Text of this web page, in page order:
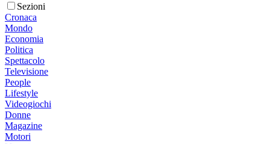
Sezioni
Cronaca
Mondo
Economia
Politica
Spettacolo
Televisione
People
Lifestyle
Videogiochi
Donne
Magazine
Motori